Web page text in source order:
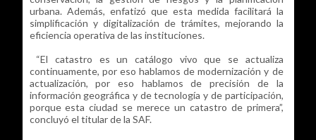
urbana. Además, enfatizó que esta medida facilitará la
simplificación y digitalización de trámites, mejorando la
eficiencia operativa de las instituciones.
“El catastro es un catálogo vivo que se actualiza
continuamente, por eso hablamos de modernización y de
actualización, por eso hablamos de precisión de la
información geográfica y de tecnología y de participación,
porque esta ciudad se merece un catastro de primera”,
concluyó el titular de la SAF.